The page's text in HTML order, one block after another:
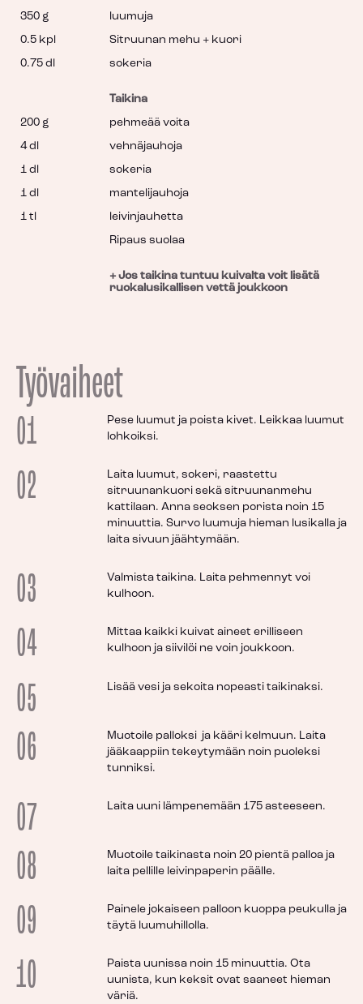
luumuja
350 g
Sitruunan mehu + kuori
0.5 kpl
sokeria
0.75 dl
Taikina
pehmeää voita
200 g
vehnäjauhoja
4 dl
sokeria
1 dl
mantelijauhoja
1 dl
leivinjauhetta
1 tl
Ripaus suolaa
+ Jos taikina tuntuu kuivalta voit lisätä
ruokalusikallisen vettä joukkoon
Työvaiheet
01
Pese luumut ja poista kivet. Leikkaa luumut
lohkoiksi.
02
Laita luumut, sokeri, raastettu
sitruunankuori sekä sitruunanmehu
kattilaan. Anna seoksen porista noin 15
minuuttia. Survo luumuja hieman lusikalla ja
laita sivuun jäähtymään.
03
Valmista taikina. Laita pehmennyt voi
kulhoon.
04
Mittaa kaikki kuivat aineet erilliseen
kulhoon ja siivilöi ne voin joukkoon.
05 Lisää vesi ja sekoita nopeasti taikinaksi.
06
Muotoile palloksi ja kääri kelmuun. Laita
jääkaappiin tekeytymään noin puoleksi
tunniksi.
07 Laita uuni lämpenemään 175 asteeseen.
08
Muotoile taikinasta noin 20 pientä palloa ja
laita pellille leivinpaperin päälle.
09
Painele jokaiseen palloon kuoppa peukulla ja
täytä luumuhillolla.
10
Paista uunissa noin 15 minuuttia. Ota
uunista, kun keksit ovat saaneet hieman
väriä.